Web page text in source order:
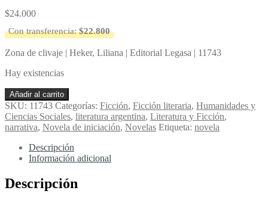
$24.000
Con transferencia:$22.800
Zona de clivaje | Heker, Liliana | Editorial Legasa | 11743
Hay existencias
Zona
de
clivaje
-
Liliana
cantidad
Añadir al carrito
SKU: 11743 Categorías: Ficción, Ficción literaria, Humanidades y
Ciencias Sociales, literatura argentina, Literatura y Ficción,
narrativa, Novela de iniciación, Novelas Etiqueta: novela
Descripción
Información adicional
Descripción